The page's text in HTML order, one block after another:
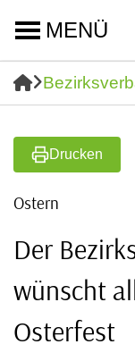
MENÜ
Drucken
Ostern
Der
wünscht
Osterfest